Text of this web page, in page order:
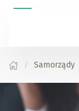
Samorządy